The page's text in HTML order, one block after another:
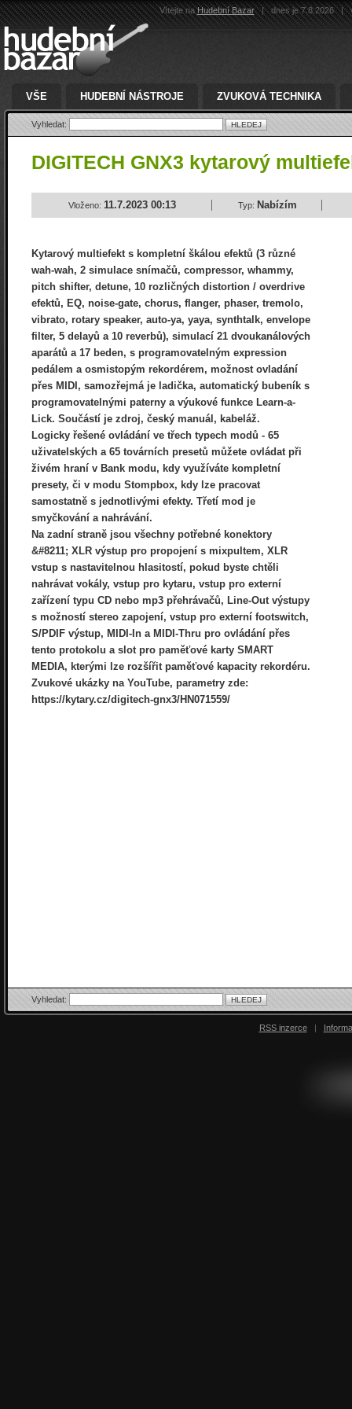
Vítejte naHudební Bazar | dnes je 7.8.2026 |
VŠE HUDEBNÍ NÁSTROJE ZVUKOVÁ TECHNIKA
Vyhledat:
DIGITECH GNX3 kytarový
Vloženo: 11.7.2023 00:13 Typ: Nabízím
Kytarový multiefekt s kompletní škálou efektů (3 různé
wah-wah, 2 simulace snímačů, compressor, whammy,
pitch shifter, detune, 10 rozličných distortion / overdrive
efektů, EQ, noise-gate, chorus, flanger, phaser, tremolo,
vibrato, rotary speaker, auto-ya, yaya, synthtalk, envelope
filter, 5 delayů a 10 reverbů), simulací 21 dvoukanálových
aparátů a 17 beden, s programovatelným expression
pedálem a osmistopým rekordérem, možnost ovladání
přes MIDI, samozřejmá je ladička, automatický bubeník s
programovatelnými paterny a výukové funkce Learn-a-
Lick. Součástí je zdroj, český manuál, kabeláž.
Logicky řešené ovládání ve třech typech modů - 65
uživatelských a 65 továrních presetů můžete ovládat při
živém hraní v Bank modu, kdy využíváte kompletní
presety, či v modu Stompbox, kdy lze pracovat
samostatně s jednotlivými efekty. Třetí mod je
smyčkování a nahrávání.
Na zadní straně jsou všechny potřebné konektory
&#8211; XLR výstup pro propojení s mixpultem, XLR
vstup s nastavitelnou hlasitostí, pokud byste chtěli
nahrávat vokály, vstup pro kytaru, vstup pro externí
zařízení typu CD nebo mp3 přehrávačů, Line-Out výstupy
s možností stereo zapojení, vstup pro externí footswitch,
S/PDIF výstup, MIDI-In a MIDI-Thru pro ovládání přes
tento protokolu a slot pro paměťové karty SMART
MEDIA, kterými lze rozšířit paměťové kapacity rekordéru.
Zvukové ukázky na YouTube, parametry zde:
https://kytary.cz/digitech-gnx3/HN071559/
Vyhledat:
RSS inzerce |